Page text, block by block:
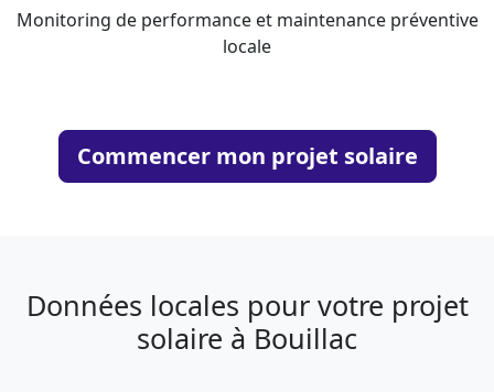
Monitoring de performance et maintenance préventive
locale
Commencer mon projet solaire
Données locales pour votre projet
solaire à Bouillac